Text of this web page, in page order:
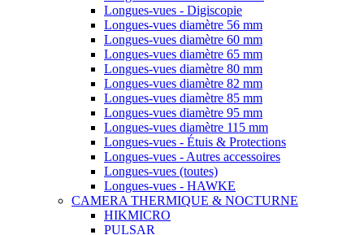
Longues-vues - Digiscopie
Longues-vues diamètre 56 mm
Longues-vues diamètre 60 mm
Longues-vues diamètre 65 mm
Longues-vues diamètre 80 mm
Longues-vues diamètre 82 mm
Longues-vues diamètre 85 mm
Longues-vues diamètre 95 mm
Longues-vues diamètre 115 mm
Longues-vues - Étuis & Protections
Longues-vues - Autres accessoires
Longues-vues (toutes)
Longues-vues - HAWKE
CAMERA THERMIQUE & NOCTURNE
HIKMICRO
PULSAR